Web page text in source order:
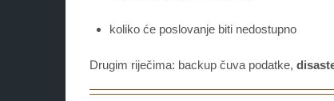
koliko će poslovanje biti nedostupno
Drugim riječima: backup čuva podatke,